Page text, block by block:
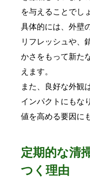
を与えることでし
具体的には、外壁
リフレッシュや、
かさをもって新た
えます。
また、良好な外観
インパクトにもな
値を高める要因に
定期的な清
つく理由